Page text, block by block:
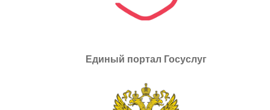
Единый портал Госуслуг